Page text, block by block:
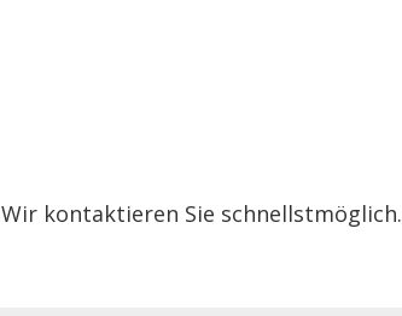
kontaktieren Sie schnellstmöglich.